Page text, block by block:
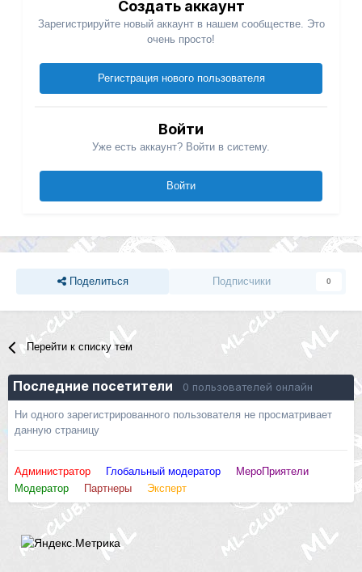
Создать аккаунт
Зарегистрируйте новый аккаунт в нашем сообществе. Это
очень просто!
Регистрация нового пользователя
Войти
Уже есть аккаунт? Войти в систему.
Войти
Поделиться Подписчики 0
Перейти к списку тем
Последние посетители 0 пользователей онлайн
Ни одного зарегистрированного пользователя не просматривает
данную страницу
Администратор Глобальный модератор
МероПриятели
Модератор
Партнеры Эксперт